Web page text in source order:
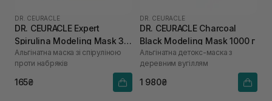
DR. CEURACLE
DR. CEURACLE Expert
Spirulina Modeling Mask 30
гАльгінатна маска зі спіруліною
проти набряків
165₴
DR. CEURACLE
DR. CEURACLE Charcoal
Black Modeling Mask 1000 г
Альгінатна детокс-маска з
деревним вугіллям
1 980₴